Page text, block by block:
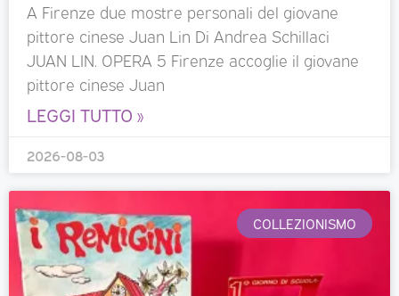
A Firenze due mostre personali del giovane
pittore cinese Juan Lin Di Andrea Schillaci
JUAN LIN. OPERA 5 Firenze accoglie il giovane
pittore cinese Juan
LEGGI TUTTO »
2026-08-03
COLLEZIONISMO